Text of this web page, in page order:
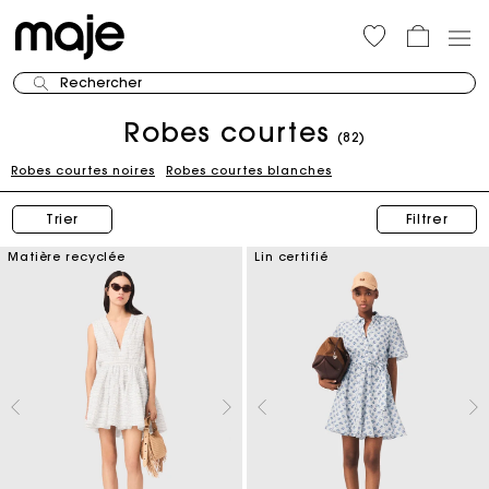
Rechercher
Robes courtes (82)
Robes courtes noires Robes courtes blanches
Trier Filtrer
Matière recyclée Lin certifié